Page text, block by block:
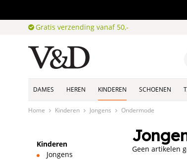
Gratis verzending vanaf 50,-
DAMES HEREN KINDEREN SCHOENEN
Home Kinderen Jongens Ondermode
Kinderen
Jongens
Geen artikelen